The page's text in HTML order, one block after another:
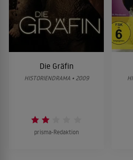
Die Gräfin
HISTORIENDRAMA • 2009
prisma-Redaktion